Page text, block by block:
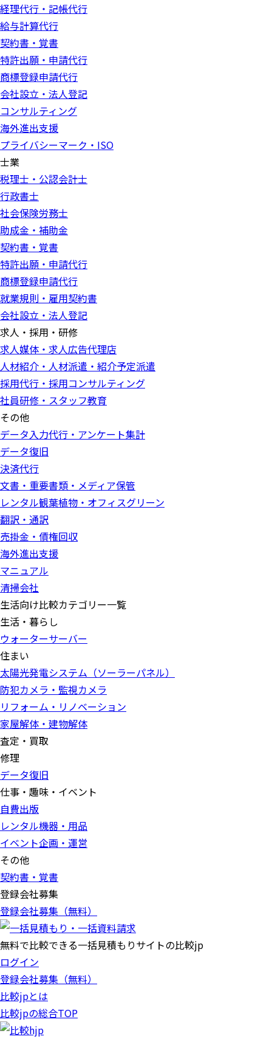
経理代行・記帳代行
給与計算代行
契約書・覚書
特許出願・申請代行
商標登録申請代行
会社設立・法人登記
コンサルティング
海外進出支援
プライバシーマーク・ISO
士業
税理士・公認会計士
行政書士
社会保険労務士
助成金・補助金
契約書・覚書
特許出願・申請代行
商標登録申請代行
就業規則・雇用契約書
会社設立・法人登記
求人・採用・研修
求人媒体・求人広告代理店
人材紹介・人材派遣・紹介予定派遣
採用代行・採用コンサルティング
社員研修・スタッフ教育
その他
データ入力代行・アンケート集計
データ復旧
決済代行
文書・重要書類・メディア保管
レンタル観葉植物・オフィスグリーン
翻訳・通訳
売掛金・債権回収
海外進出支援
マニュアル
清掃会社
生活向け比較カテゴリー一覧
生活・暮らし
ウォーターサーバー
住まい
太陽光発電システム（ソーラーパネル）
防犯カメラ・監視カメラ
リフォーム・リノベーション
家屋解体・建物解体
査定・買取
修理
データ復旧
仕事・趣味・イベント
自費出版
レンタル機器・用品
イベント企画・運営
その他
契約書・覚書
登録会社募集
登録会社募集（無料）
無料で比較できる一括見積もりサイトの比較jp
ログイン
登録会社募集（無料）
比較jpとは
比較jpの総合TOP